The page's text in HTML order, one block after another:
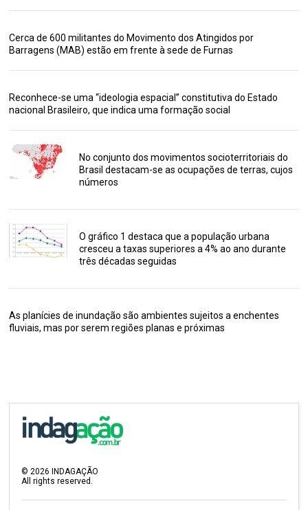
Cerca de 600 militantes do Movimento dos Atingidos por
Barragens (MAB) estão em frente à sede de Furnas
Reconhece-se uma “ideologia espacial” constitutiva do Estado
nacional Brasileiro, que indica uma formação social
No conjunto dos movimentos socioterritoriais do
Brasil destacam-se as ocupações de terras, cujos
números
O gráfico 1 destaca que a população urbana
cresceu a taxas superiores a 4% ao ano durante
três décadas seguidas
As planícies de inundação são ambientes sujeitos a enchentes
fluviais, mas por serem regiões planas e próximas
©2026 INDAGAÇÃO
All rights reserved.